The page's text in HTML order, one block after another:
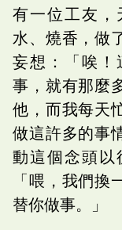
有一位工友，
水、燒香，做
妄想：「唉！
事，就有那麼
他，而我每天
做這許多的事
動這個念頭以
「喂，我們換
替你做事。」